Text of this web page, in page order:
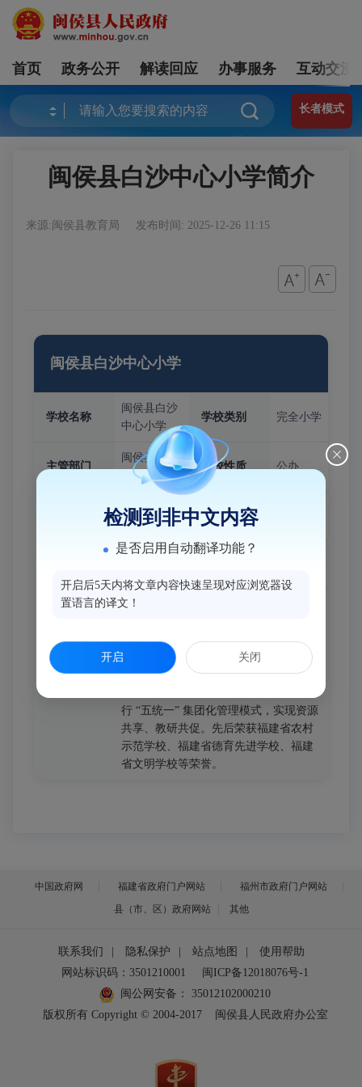
首页 政务公开 解读回应 办事服务 互动交流
长者模式
闽侯县白沙中心小学简介
来源:闽侯县教育局 发布时间: 2025-12-26 11:15
闽侯县白沙中心小学
学校名称
闽侯县白沙
中心小学
学校类别 完全小学
主管部门
闽侯县教育
学校性质 公办
350102 联系电话
闽侯县白沙中心小学教育集团以白沙中
重组、统一管理” 的单一法人多校区模
式，前身白沙中心小学创办于 1941 年。
秉持 “人本立校、阳光育才” 办学理念，
行 “五统一” 集团化管理模式，实现资源
共享、教研共促。先后荣获福建省农村
示范学校、福建省德育先进学校、福建
省文明学校等荣誉。
中国政府网 福建省政府门户网站
福州市政府门户网站
县（市、区）政府网站
其他
联系我们 隐私保护 站点地图
使用帮助
网站标识码：3501210001
闽ICP备12018076号-1
闽公网安备：
35012102000210
版权所有 Copyright © 2004-2017
闽侯县人民政府办公室
检测到非中文内容
是否启用自动翻译功能？
开启后5天内将文章内容快速呈现对应浏览器设
置语言的译文！
开启 关闭